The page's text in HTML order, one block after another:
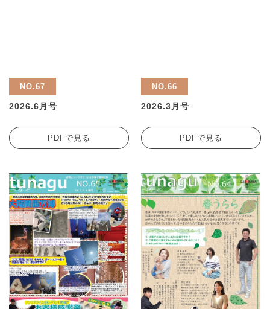
NO.67
2026.6月号
PDFで見る
NO.66
2026.3月号
PDFで見る